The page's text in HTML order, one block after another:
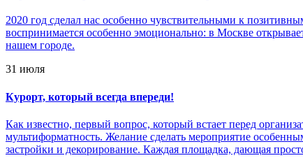
2020 год сделал нас особенно чувствительными к
воспринимается особенно эмоционально: в Москве
нашем городе.
31 июля
Курорт, который всегда впереди!
Как известно, первый вопрос, который встает перед
мультиформатность. Желание сделать мероприятие
застройки и декорирование. Каждая площадка, дающая